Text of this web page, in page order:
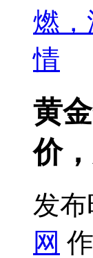
燃
情
黄
价
发布
网